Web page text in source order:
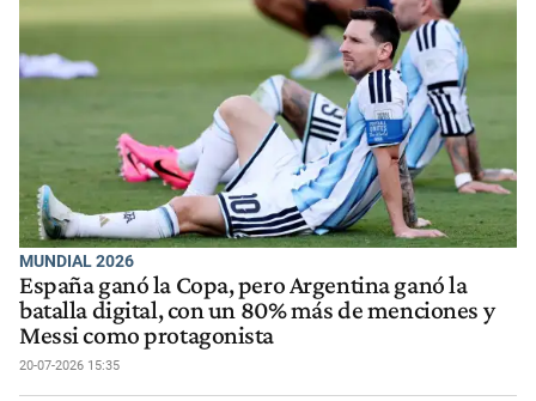
MUNDIAL 2026
España ganó la Copa, pero Argentina ganó la
batalla digital, con un 80% más de menciones y
Messi como protagonista
20-07-2026 15:35